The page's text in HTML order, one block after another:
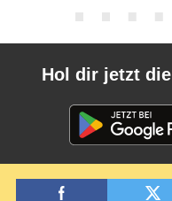
Hol dir jetzt die